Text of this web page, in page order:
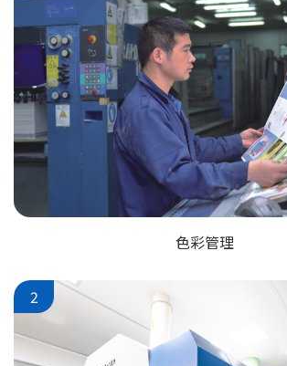
色彩管理
2